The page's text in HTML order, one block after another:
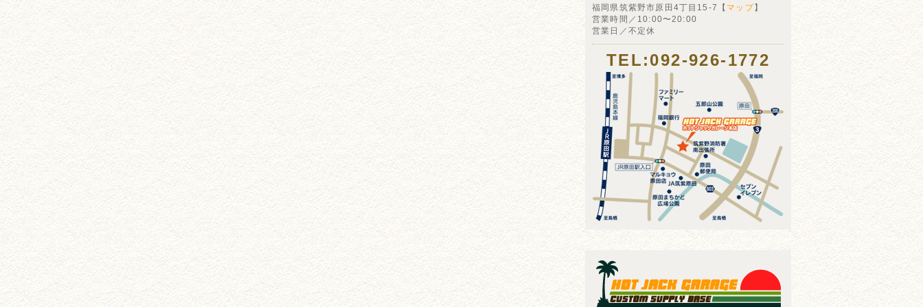
福岡県筑紫野市原田4丁目15-7【 マップ】
営業時間／10:00〜20:00
営業日／不定休
TEL:092-926-1772